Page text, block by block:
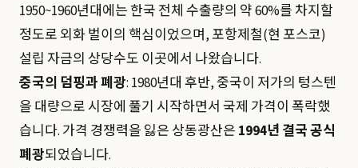
1950~1960년대에는 한국 전체 수출량의 약 60%를 차지할
정도로 외화 벌이의 핵심이었으며, 포항제철(현 포스코)
설립 자금의 상당수도 이곳에서 나왔습니다.
중국의 덤핑과 폐광: 1980년대 후반, 중국이 저가의 텅스텐
을 대량으로 시장에 풀기 시작하면서 국제 가격이 폭락했
습니다. 가격 경쟁력을 잃은 상동광산은 1994년 결국 공식
폐광되었습니다.